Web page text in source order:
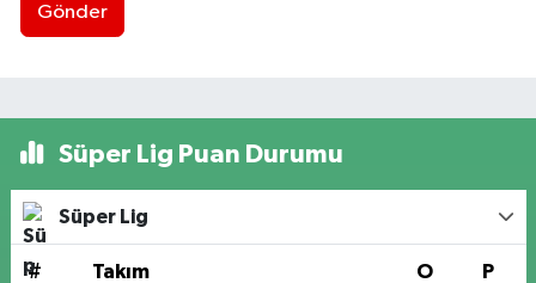
Gönder
Süper Lig Puan Durumu
Süper Lig
# Takım O P